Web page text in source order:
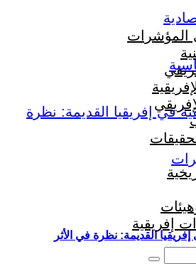
إفريقيا القديمة: نظرة في الأثر
المؤشرات
إفريقية